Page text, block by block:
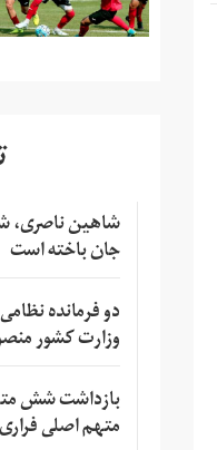
شاهین ناصری،
جان باخته است
دو فرمانده
وزارت کشور
بازداشت شش
متهم اصلی